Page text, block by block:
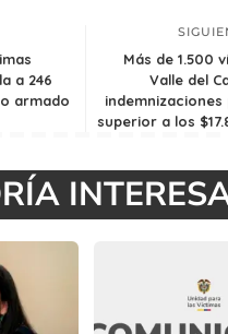
a 246
armado
Más de 1.500
Valle del
superior a los